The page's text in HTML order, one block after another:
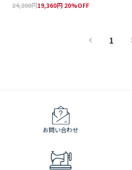
24,200円19,360円 20%OFF
1
お問い合わせ